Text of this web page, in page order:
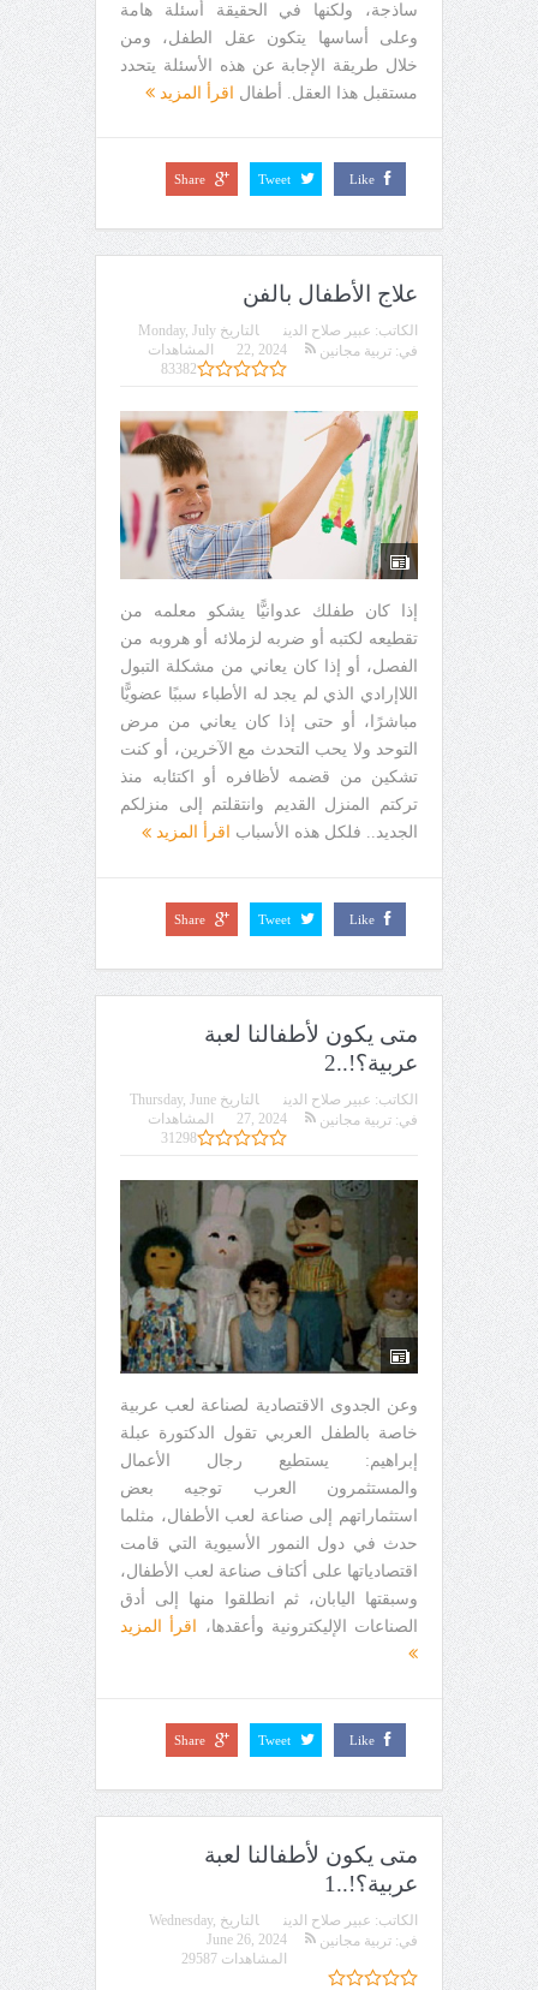
ساذجة، ولكنها في الحقيقة أسئلة هامة
وعلى أساسها يتكون عقل الطفل، ومن
خلال طريقة الإجابة عن هذه الأسئلة يتحدد
مستقبل هذا العقل. أطفال
اقرأ المزيد
Like
Tweet
Share
علاج الأطفال بالفن
الكاتب: عبير صلاح الدين التاريخ Monday, July
22, 2024
في: تربية مجانين
المشاهدات
83382
إذا كان طفلك عدوانيًّا يشكو معلمه من
تقطيعه لكتبه أو ضربه لزملائه أو هروبه من
الفصل، أو إذا كان يعاني من مشكلة التبول
اللاإرادي الذي لم يجد له الأطباء سببًا عضويًّا
مباشرًا، أو حتى إذا كان يعاني من مرض
التوحد ولا يحب التحدث مع الآخرين، أو كنت
تشكين من قضمه لأظافره أو اكتئابه منذ
تركتم المنزل القديم وانتقلتم إلى منزلكم
الجديد.. فلكل هذه الأسباب
اقرأ المزيد
Like
Tweet
Share
متى يكون لأطفالنا لعبة
عربية؟!..2
الكاتب: عبير صلاح الدين التاريخ Thursday, June
27, 2024
في: تربية مجانين
المشاهدات
31298
وعن الجدوى الاقتصادية لصناعة لعب عربية
خاصة بالطفل العربي تقول الدكتورة عبلة
إبراهيم: يستطيع رجال الأعمال
والمستثمرون العرب توجيه بعض
استثماراتهم إلى صناعة لعب الأطفال، مثلما
حدث في دول النمور الأسيوية التي قامت
اقتصادياتها على أكتاف صناعة لعب الأطفال،
وسبقتها اليابان، ثم انطلقوا منها إلى أدق
الصناعات الإليكترونية وأعقدها،
اقرأ المزيد
Like
Tweet
Share
متى يكون لأطفالنا لعبة
عربية؟!..1
الكاتب: عبير صلاح الدين التاريخ Wednesday,
June 26, 2024
في: تربية مجانين
المشاهدات 29587